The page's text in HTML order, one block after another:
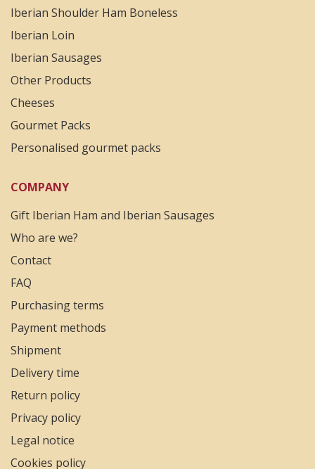
Iberian Shoulder Ham Boneless
Iberian Loin
Iberian Sausages
Other Products
Cheeses
Gourmet Packs
Personalised gourmet packs
COMPANY
Gift Iberian Ham and Iberian Sausages
Who are we?
Contact
FAQ
Purchasing terms
Payment methods
Shipment
Delivery time
Return policy
Privacy policy
Legal notice
Cookies policy